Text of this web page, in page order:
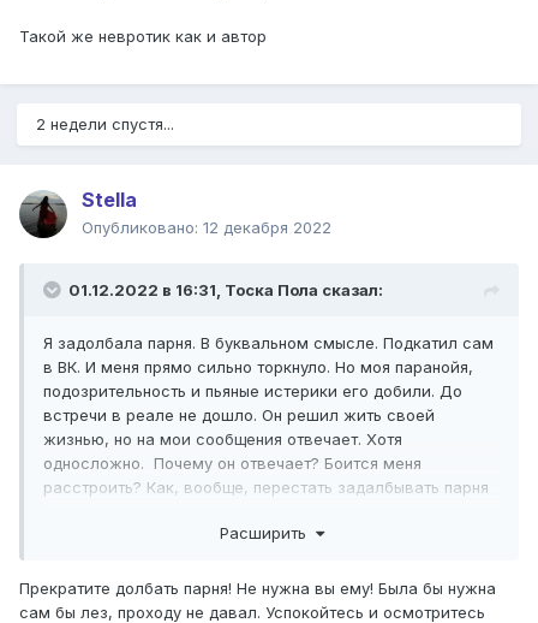
Такой же невротик как и автор
2 недели спустя...
Stella
Опубликовано: 12 декабря 2022
01.12.2022 в 16:31, Тоска Пола сказал:
Я задолбала парня. В буквальном смысле. Подкатил сам
в ВК. И меня прямо сильно торкнуло. Но моя паранойя,
подозрительность и пьяные истерики его добили. До
встречи в реале не дошло. Он решил жить своей
жизнью, но на мои сообщения отвечает. Хотя
односложно. Почему он отвечает? Боится меня
расстроить? Как, вообще, перестать задалбывать парня
общем, люди, всыпьте мне и вставьте мозг на место.
терпел.
Расширить
Прекратите долбать парня! Не нужна вы ему! Была бы нужна
сам бы лез, проходу не давал. Успокойтесь и осмотритесь